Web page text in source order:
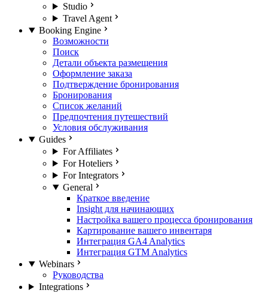
Studio
Travel Agent
Booking Engine
Возможности
Поиск
Детали объекта размещения
Оформление заказа
Подтверждение бронирования
Бронирования
Список желаний
Предпочтения путешествий
Условия обслуживания
Guides
For Affiliates
For Hoteliers
For Integrators
General
Краткое введение
Insight для начинающих
Настройка вашего процесса бронирования
Картирование вашего инвентаря
Интеграция GA4 Analytics
Интеграция GTM Analytics
Webinars
Руководства
Integrations